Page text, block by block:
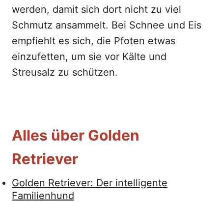
werden, damit sich dort nicht zu viel
Schmutz ansammelt. Bei Schnee und Eis
empfiehlt es sich, die Pfoten etwas
einzufetten, um sie vor Kälte und
Streusalz zu schützen.
Alles über Golden
Retriever
Golden Retriever: Der intelligente
Familienhund